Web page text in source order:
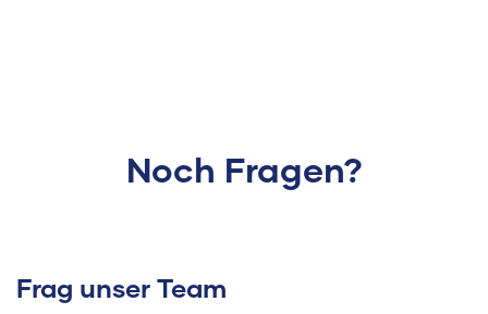
Noch Fragen?
Frag unser Team